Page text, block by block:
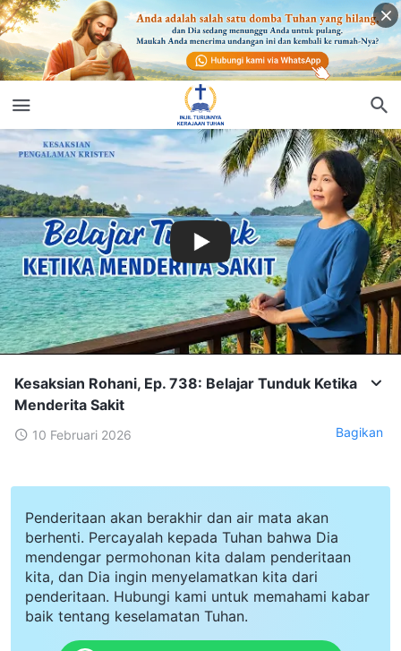
Kesaksian Rohani, Ep. 738: Belajar Tunduk Ketika
Menderita Sakit
10 Februari 2026 Bagikan
Penderitaan akan berakhir dan air mata akan
berhenti. Percayalah kepada Tuhan bahwa Dia
mendengar permohonan kita dalam penderitaan
kita, dan Dia ingin menyelamatkan kita dari
penderitaan. Hubungi kami untuk memahami kabar
baik tentang keselamatan Tuhan.